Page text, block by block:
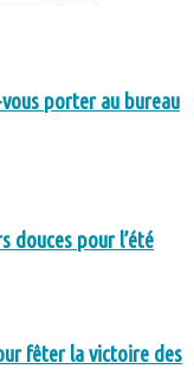
vous porter au bureau
douces pour l’été
fêter la victoire des